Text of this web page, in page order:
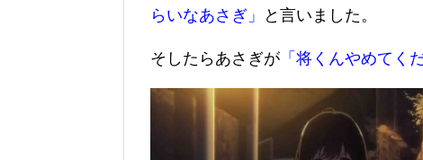
らいなあさぎ」
と言いました。
そしたらあさぎが 「将くんやめてく